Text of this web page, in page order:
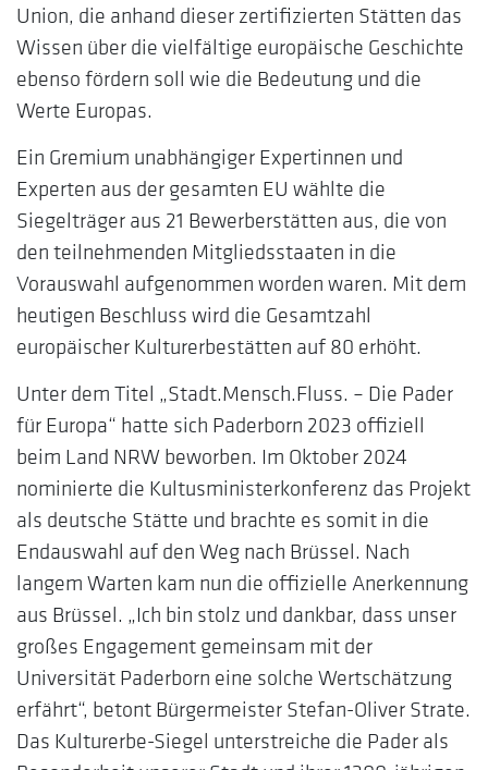
Union, die anhand dieser zertifizierten Stätten das
Wissen über die vielfältige europäische Geschichte
ebenso fördern soll wie die Bedeutung und die
Werte Europas.
Ein Gremium unabhängiger Expertinnen und
Experten aus der gesamten EU wählte die
Siegelträger aus 21 Bewerberstätten aus, die von
den teilnehmenden Mitgliedsstaaten in die
Vorauswahl aufgenommen worden waren. Mit dem
heutigen Beschluss wird die Gesamtzahl
europäischer Kulturerbestätten auf 80 erhöht.
Unter dem Titel „Stadt.Mensch.Fluss. – Die Pader
für Europa“ hatte sich Paderborn 2023 offiziell
beim Land NRW beworben. Im Oktober 2024
nominierte die Kultusministerkonferenz das Projekt
als deutsche Stätte und brachte es somit in die
Endauswahl auf den Weg nach Brüssel. Nach
langem Warten kam nun die offizielle Anerkennung
aus Brüssel. „Ich bin stolz und dankbar, dass unser
großes Engagement gemeinsam mit der
Universität Paderborn eine solche Wertschätzung
erfährt“, betont Bürgermeister Stefan-Oliver Strate.
Das Kulturerbe-Siegel unterstreiche die Pader als